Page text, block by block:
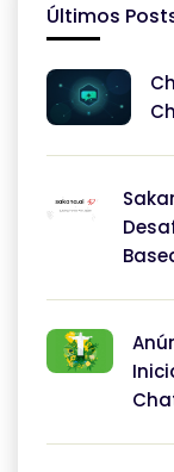
Últimos